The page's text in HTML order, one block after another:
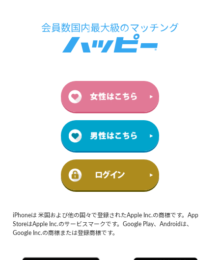
iPhoneは 米国および他の国々で登録されたApple Inc.の商標です。App
StoreはApple Inc.のサービスマークです。Google Play、Androidは、
Google Inc.の商標または登録商標です。